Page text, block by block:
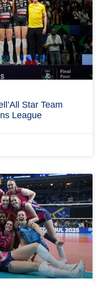
Star Team
League